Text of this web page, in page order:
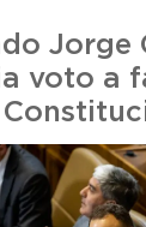
Jorge
voto a